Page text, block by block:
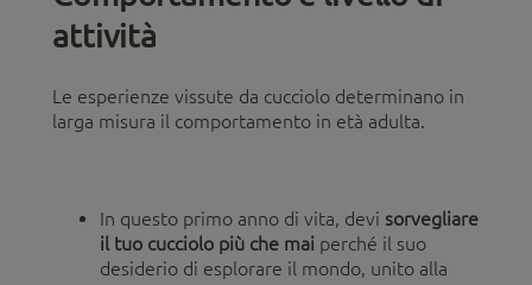
attività
Le esperienze vissute da cucciolo determinano in
larga misura il comportamento in età adulta.
In questo primo anno di vita, devi sorvegliare
il tuo cucciolo più che mai perché il suo
desiderio di esplorare il mondo, unito alla